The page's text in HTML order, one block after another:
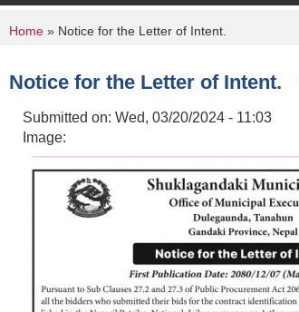
You are here
Home » Notice for the Letter of Intent.
Notice for the Letter of Intent.
Submitted on: Wed, 03/20/2024 - 11:03
Image: